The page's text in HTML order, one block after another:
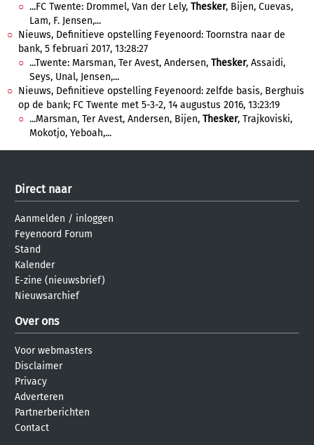
...FC Twente: Drommel, Van der Lely, Thesker, Bijen, Cuevas,
Lam, F. Jensen,...
Nieuws, Definitieve opstelling Feyenoord: Toornstra naar de
bank, 5 februari 2017, 13:28:27
...Twente: Marsman, Ter Avest, Andersen, Thesker, Assaidi,
Seys, Unal, Jensen,...
Nieuws, Definitieve opstelling Feyenoord: zelfde basis, Berghuis
op de bank; FC Twente met 5-3-2, 14 augustus 2016, 13:23:19
...Marsman, Ter Avest, Andersen, Bijen, Thesker, Trajkoviski,
Mokotjo, Yeboah,...
Direct naar
Aanmelden / inloggen
Feyenoord Forum
Stand
Kalender
E-zine (nieuwsbrief)
Nieuwsarchief
Over ons
Voor webmasters
Disclaimer
Privacy
Adverteren
Partnerberichten
Contact